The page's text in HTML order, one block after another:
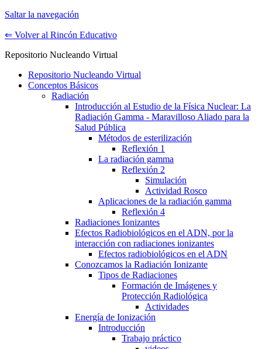
Saltar la navegación
⇐ Volver al Rincón Educativo
Repositorio Nucleando Virtual
Repositorio Nucleando Virtual
Conceptos Básicos
Radiación
Introducción al Estudio de la Física Nuclear: La
Radiación Gamma - Maravilloso Aliado para la
Salud Pública
Métodos de esterilización
Reflexión 1
La radiación gamma
Reflexión 2
Simulación
Actividad Rosco
Aplicaciones de la radiación gamma
Reflexión 4
Radiaciones Ionizantes
Efectos Radiobiológicos en el ADN, por la
interacción con radiaciones ionizantes
Efectos radiobiológicos en el ADN
Conozcamos la Radiación Ionizante
Tipos de Radiaciones
Formación de Imágenes y
Protección Radiológica
Actividades
Energía de Ionización
Introducción
Trabajo práctico